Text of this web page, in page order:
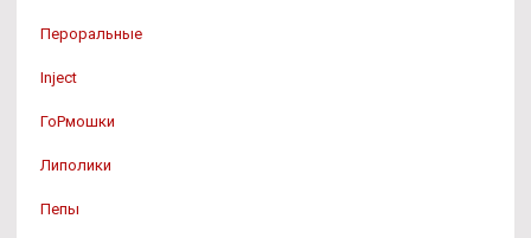
Пероральные
Inject
ГоРмошки
Липолики
Пепы